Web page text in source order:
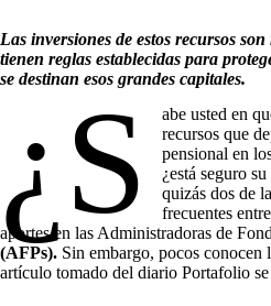
Las inversiones de estos recursos
tienen reglas establecidas para
se destinan esos grandes capitales.
¿S
abe usted en
recursos que
pensional en
¿está seguro
quizás dos de
frecuentes
aportes en las Administradoras de
(AFPs). Sin embargo, pocos conocen
artículo tomado del diario Portafolio